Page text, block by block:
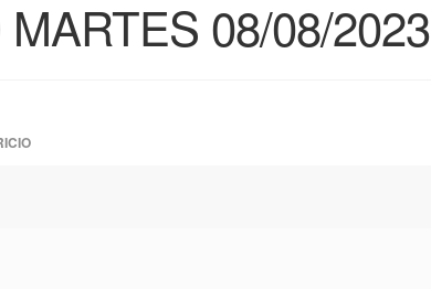
08/08/2023